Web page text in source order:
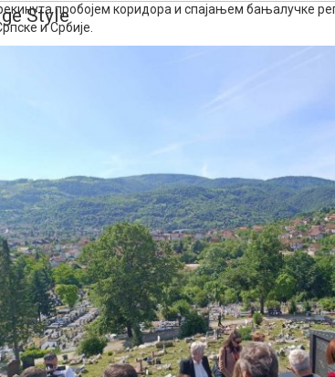
Style
all settings to the default values
Dialog
window.
пробојем коридора и спајањем бањалучке
и Србије.